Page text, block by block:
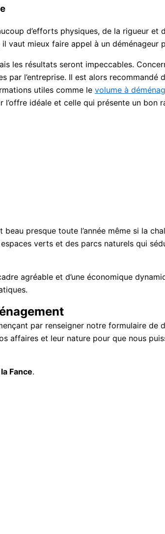
d’efforts physiques, de la rigueur
vaut mieux faire appel à un déménageur
les résultats seront impeccables.
l’entreprise. Il est alors
utiles comme le volume à
idéale et celle qui présente un
presque toute l’année même si la
verts et des parcs naturels qui
agréable et d’une économique
par renseigner notre formulaire
affaires et leur nature pour que nous
Fance.